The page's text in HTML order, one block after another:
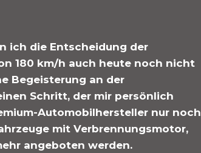
ich die Entscheidung der
180 km/h auch heute noch nicht
Begeisterung an der
Schritt, der mir persönlich
Automobilhersteller nur noch
mit Verbrennungsmotor,
angeboten werden.